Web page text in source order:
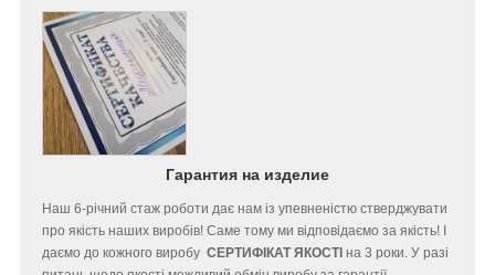
Гарантия на изделие
Наш 6-річний стаж роботи дає нам із упевненістю стверджувати
про якість наших виробів! Саме тому ми відповідаємо за якість! І
даємо до кожного виробу СЕРТИФІКАТ ЯКОСТІ на 3 роки. У разі